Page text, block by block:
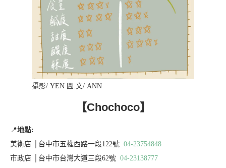
攝影/ YEN 圖.文/ ANN
【Chochoco】
📍地點:
美術店 │台中市五權西路一段122號 04-23754848
市政店 │台中市台灣大道三段62號 04-23138777